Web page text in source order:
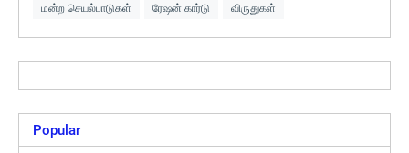
மன்ற செயல்பாடுகள் ரேஷன் கார்டு விருதுகள்
Popular